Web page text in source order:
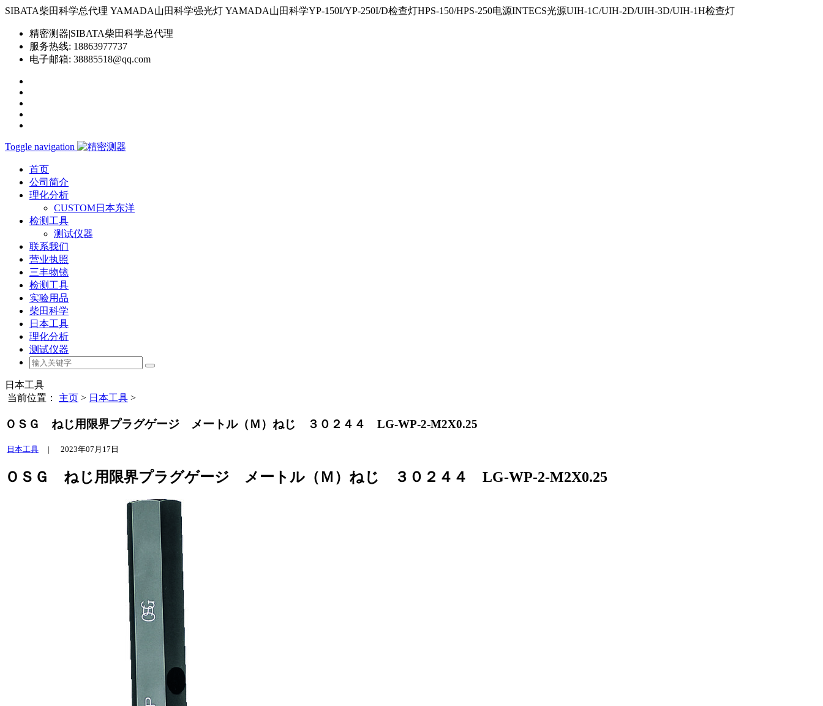
SIBATA柴田科学总代理 YAMADA山田科学强光灯 YAMADA山田科学YP-150I/YP-250I/D检查灯HPS-150/HPS-250电源INTECS光源UIH-1C/UIH-2D/UIH-3D/UIH-1H检查灯
精密测器|SIBATA柴田科学总代理
服务热线: 18863977737
电子邮箱: 38885518@qq.com
Toggle navigation
首页
公司简介
理化分析
CUSTOM日本东洋
检测工具
测试仪器
联系我们
营业执照
三丰物镜
检测工具
实验用品
柴田科学
日本工具
理化分析
测试仪器
日本工具
当前位置： 主页 > 日本工具 >
ＯＳＧ ねじ用限界プラグゲージ メートル（Ｍ）ねじ ３０２４４ LG-WP-2-M2X0.25
日本工具 | 2023年07月17日
ＯＳＧ ねじ用限界プラグゲージ メートル（Ｍ）ねじ ３０２４４ LG-WP-2-M2X0.25